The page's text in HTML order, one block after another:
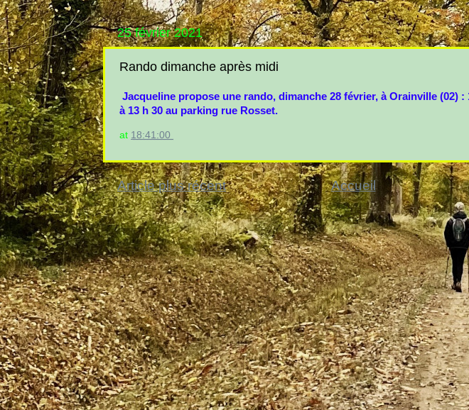
25 février 2021
Rando dimanche après midi
Jacqueline propose une rando, dimanche 28 février, à Orainville (02) :
à 13 h 30 au parking rue Rosset.
at 18:41:00
Article plus récent Accueil